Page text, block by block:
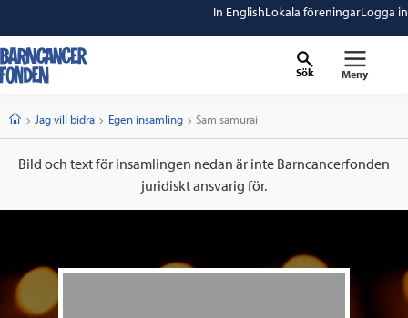
In EnglishLokala föreningarLogga in
Sök Meny
StartJag vill bidra Egen insamling Current:
Sam samurai
Bild och text för insamlingen nedan är inte Barncancerfonden
juridiskt ansvarig för.